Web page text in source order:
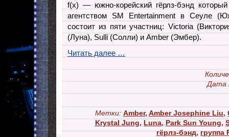
f(x) — южно-корейский гёрлз-бэнд
агентством SM Entertainment в Сеуле
состоит из пяти участниц: Victoria
(Луна), Sulli (Солли) и Amber (Эмбер).
Читать далее …
Дата
Метки: Amber, Amber Josephine Liu,
Krystal Jung, Luna, Park Sun Young,
гёрлз-бэнд,группа